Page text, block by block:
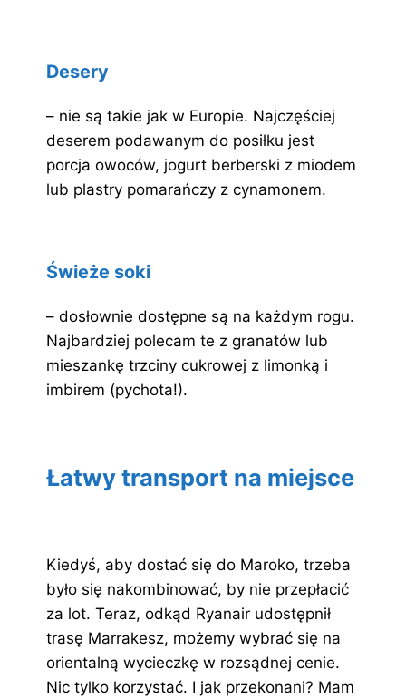
Desery
– nie są takie jak w Europie. Najczęściej
deserem podawanym do posiłku jest
porcja owoców, jogurt berberski z miodem
lub plastry pomarańczy z cynamonem.
Świeże soki
– dosłownie dostępne są na każdym rogu.
Najbardziej polecam te z granatów lub
mieszankę trzciny cukrowej z limonką i
imbirem (pychota!).
Łatwy transport na miejsce
Kiedyś, aby dostać się do Maroko, trzeba
było się nakombinować, by nie przepłacić
za lot. Teraz, odkąd Ryanair udostępnił
trasę Marrakesz, możemy wybrać się na
orientalną wycieczkę w rozsądnej cenie.
Nic tylko korzystać. I jak przekonani? Mam